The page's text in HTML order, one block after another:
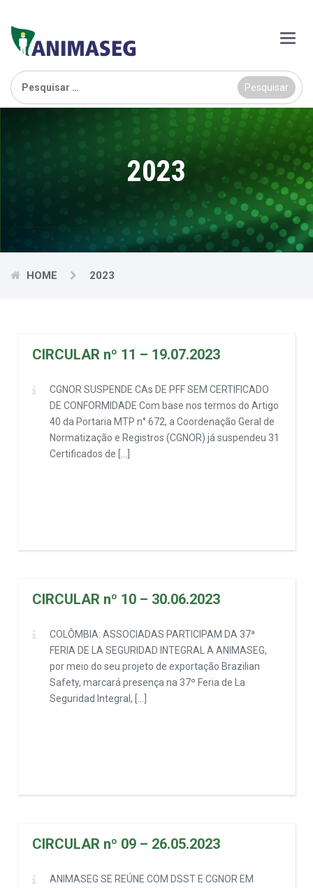
Main
Menu
Pesquisar
por:
2023
HOME 2023
CIRCULAR nº 11 – 19.07.2023
CGNOR SUSPENDE CAs DE PFF SEM CERTIFICADO
DE CONFORMIDADE Com base nos termos do Artigo
40 da Portaria MTP n° 672, a Coordenação Geral de
Normatização e Registros (CGNOR) já suspendeu 31
Certificados de […]
CIRCULAR nº 10 – 30.06.2023
COLÔMBIA: ASSOCIADAS PARTICIPAM DA 37ª
FERIA DE LA SEGURIDAD INTEGRAL A ANIMASEG,
por meio do seu projeto de exportação Brazilian
Safety, marcará presença na 37º Feria de La
Seguridad Integral, […]
CIRCULAR nº 09 – 26.05.2023
ANIMASEG SE REÚNE COM DSST E CGNOR EM